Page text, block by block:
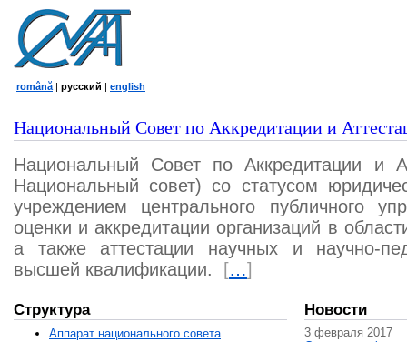
română | русский | english
Национальный Совет по Аккредитации и
Национальный Совет по Аккредитации и
Национальный совет) со статусом
учреждением центрального публичного
оценки и аккредитации организаций в
а также аттестации научных и научно-
высшей квалификации.
[…]
Структура
Аппарат национального совета
Новости
3 февраля 2017